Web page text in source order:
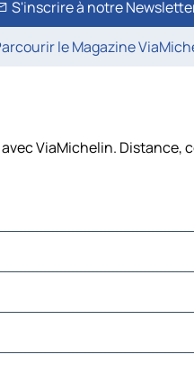
S'inscrire à notre
le Magazine
ViaMichelin.